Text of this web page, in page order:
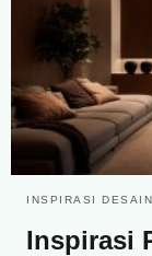
INSPIRASI
Inspirasi